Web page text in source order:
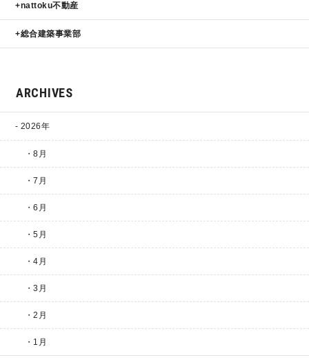
nattoku不動産
総合建築事業部
ARCHIVES
2026年
・8月
・7月
・6月
・5月
・4月
・3月
・2月
・1月